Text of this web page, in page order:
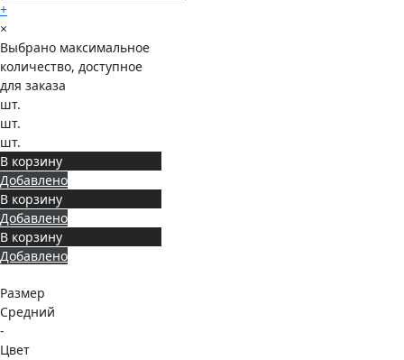
+
×
Выбрано максимальное
количество, доступное
для заказа
шт.
шт.
шт.
В корзину
Добавлено
В корзину
Добавлено
В корзину
Добавлено
Размер
Средний
-
Цвет